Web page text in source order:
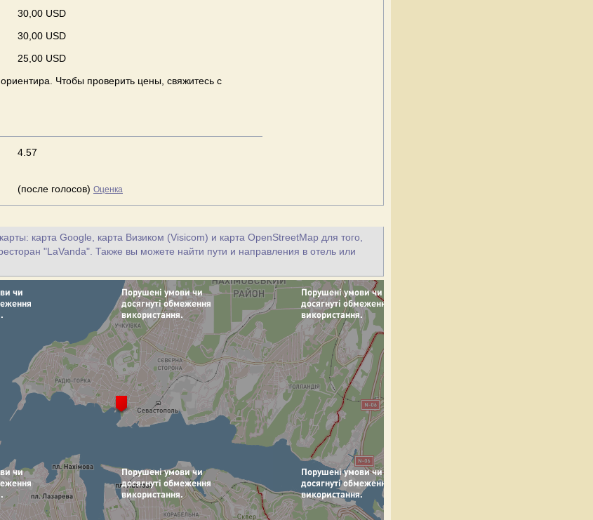
30,00 USD
30,00 USD
25,00 USD
Чтобы проверить цены, свяжитесь с
4.57
(после голосов) Оценка
карта Google, карта Визиком (Visicom) и карта OpenStreetMap для того,
"LaVanda". Также вы можете найти пути и направления в отель или